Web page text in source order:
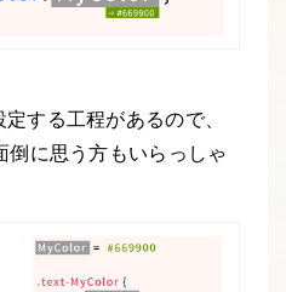
する工程があるので、
に思う方もいらっしゃ